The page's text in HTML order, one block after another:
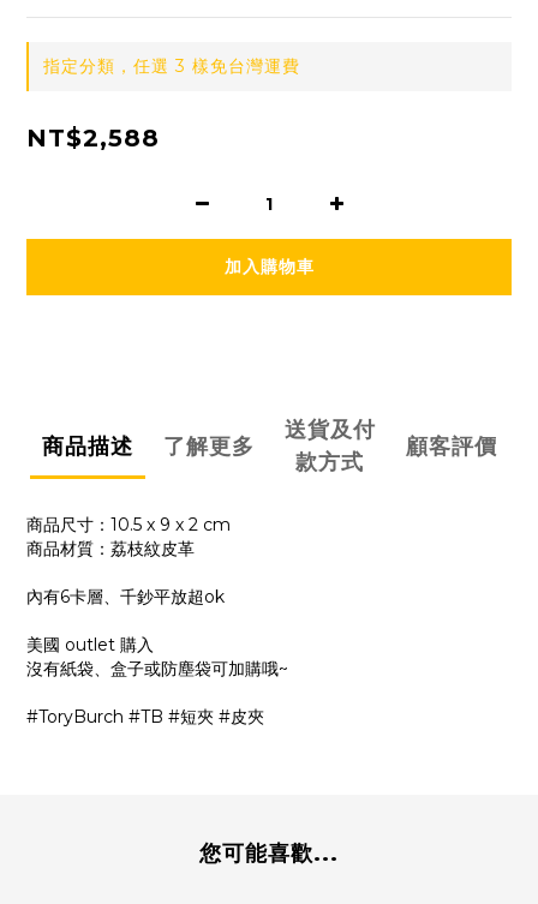
指定分類，任選 3 樣免台灣運費
NT$2,588
加入購物車
商品描述 了解更多
送貨及付
款方式
顧客評價
商品尺寸：10.5 x 9 x 2 cm
商品材質：荔枝紋皮革
內有6卡層、千鈔平放超ok
美國 outlet 購入
沒有紙袋、盒子或防塵袋可加購哦~
#ToryBurch #TB #短夾 #皮夾
您可能喜歡...